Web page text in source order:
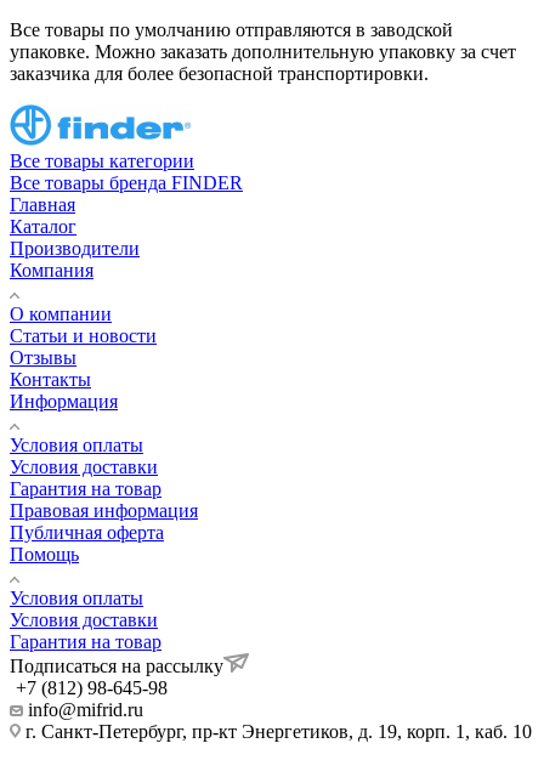
Все товары по умолчанию отправляются в заводской
упаковке. Можно заказать дополнительную упаковку за счет
заказчика для более безопасной транспортировки.
Все товары категории
Все товары бренда FINDER
Главная
Каталог
Производители
Компания
О компании
Статьи и новости
Отзывы
Контакты
Информация
Условия оплаты
Условия доставки
Гарантия на товар
Правовая информация
Публичная оферта
Помощь
Условия оплаты
Условия доставки
Гарантия на товар
Подписаться на рассылку
+7 (812) 98-645-98
info@mifrid.ru
г. Санкт-Петербург, пр-кт Энергетиков, д. 19, корп. 1, каб. 10